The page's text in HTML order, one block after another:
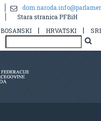
Stara stranica PFBiH
BOSANSKI
| HRVATSKI |